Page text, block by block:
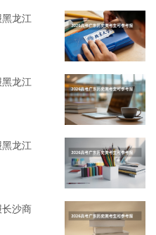
龙江
龙江
龙江
沙商